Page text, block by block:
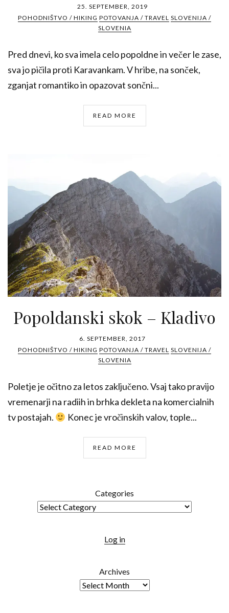
25. SEPTEMBER, 2019
POHODNIŠTVO / HIKING POTOVANJA / TRAVEL SLOVENIJA /
SLOVENIA
Pred dnevi, ko sva imela celo popoldne in večer le zase,
sva jo pičila proti Karavankam. V hribe, na sonček,
zganjat romantiko in opazovat sončni...
READ MORE
Popoldanski skok – Kladivo
6. SEPTEMBER, 2017
POHODNIŠTVO / HIKING POTOVANJA / TRAVEL SLOVENIJA /
SLOVENIA
Poletje je očitno za letos zaključeno. Vsaj tako pravijo
vremenarji na radiih in brhka dekleta na komercialnih
tv postajah.
Konec je vročinskih valov, tople...
READ MORE
Categories
Log in
Archives